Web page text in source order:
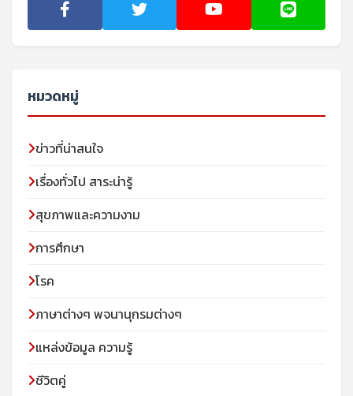
หมวดหมู่
ข่าวที่น่าสนใจ
เรื่องทั่วไป สาระน่ารู้
สุขภาพและความงาม
การศึกษา
โรค
ภาษาต่างๆ พจนานุกรมต่างๆ
แหล่งข้อมูล ความรู้
ชีวิตคู่